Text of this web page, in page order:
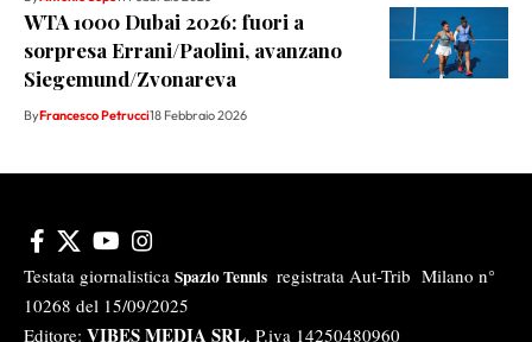
WTA 1000 Dubai 2026: fuori a
sorpresa Errani/Paolini, avanzano
Siegemund/Zvonareva
ByFrancesco Petrucci18 Febbraio 2026
Testata giornalistica Spazio Tennis registrata Aut-Trib Milano n°
10268 del 15/09/2025
Editore: VIBES MEDIA SRL, P.iva 14250480960